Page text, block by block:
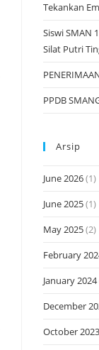
Tekankan
Siswi SMAN
Silat Putri
PPDB
Arsip
June 2026(1)
June 2025(1)
May 2025(2)
February
January 2024
December
October 2023